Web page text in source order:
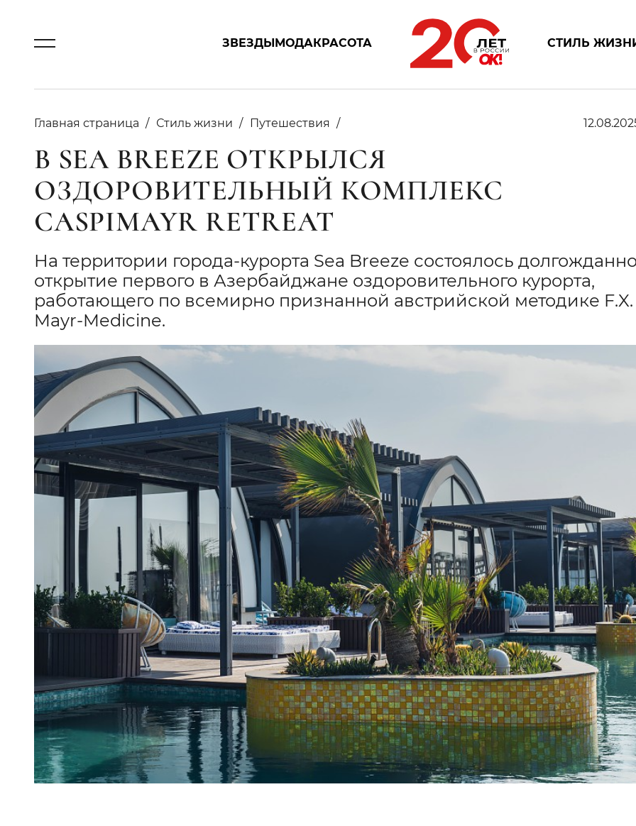
ЗВЕЗДЫМОДАКРАСОТА СТИЛЬ
Главная страница Стиль жизни Путешествия
В SEA BREEZE ОТКРЫЛСЯ
ОЗДОРОВИТЕЛЬНЫЙ КОМПЛЕКС
CASPIMAYR RETREAT
На территории города-курорта Sea Breeze состоялось
открытие первого в Азербайджане оздоровительного курорта,
работающего по всемирно признанной австрийской методике F.X.
Mayr-Medicine.